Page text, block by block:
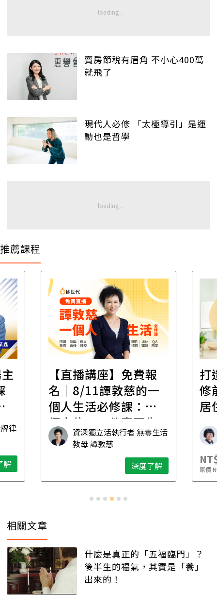
賣房節稅有眉角 不小心400萬
就飛了
現代人必修 「太極導引」是運
動也是哲學
推薦課程
律
解
【直播講座】免費報
名｜8/11譚敦慈的一
個人生活必修課：一
個人住，五件事要先
想清楚！資深獨立活執行者 無毒生活
教母 譚敦慈
深度了解
打
修
居
原價
相關文章
什麼是真正的「五福臨門」？
後半生的福氣，其實是「養」
出來的！